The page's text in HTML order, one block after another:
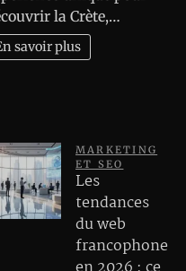
la Crète,…
savoir plus
MARKETING
ET SEO
Les
tendances
du web
francophone